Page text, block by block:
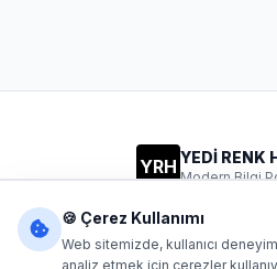
YRH YEDİ RENK
Modern Bilgi
🍪 Çerez Kullanımı
Web sitemizde, kullanıcı
analiz etmek için çerezler